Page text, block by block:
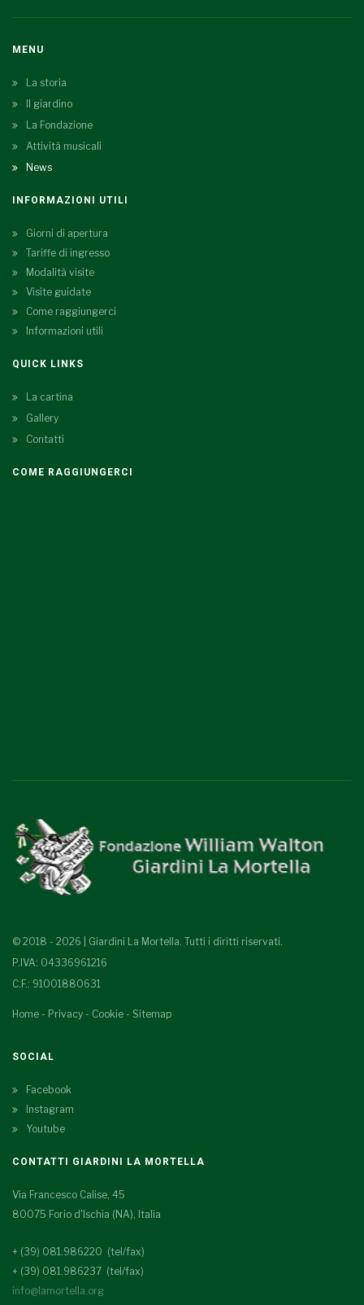
MENU
La storia
Il giardino
La Fondazione
Attività musicali
News
INFORMAZIONI UTILI
Giorni di apertura
Tariffe di ingresso
Modalità visite
Visite guidate
Come raggiungerci
Informazioni utili
QUICK LINKS
La cartina
Gallery
Contatti
COME RAGGIUNGERCI
© 2018 - 2026 | Giardini La Mortella. Tutti i diritti riservati.
P.IVA: 04336961216
C.F.: 91001880631
Home - Privacy - Cookie - Sitemap
SOCIAL
Facebook
Instagram
Youtube
CONTATTI GIARDINI LA MORTELLA
Via Francesco Calise, 45
80075 Forio d'Ischia (NA), Italia
+ (39) 081.986220 (tel/fax)
+ (39) 081.986237 (tel/fax)
info@lamortella.org